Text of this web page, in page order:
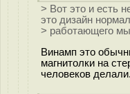
> Вот это и есть
это дизайн
> работающего
Винамп это
магнитолки на
человеков